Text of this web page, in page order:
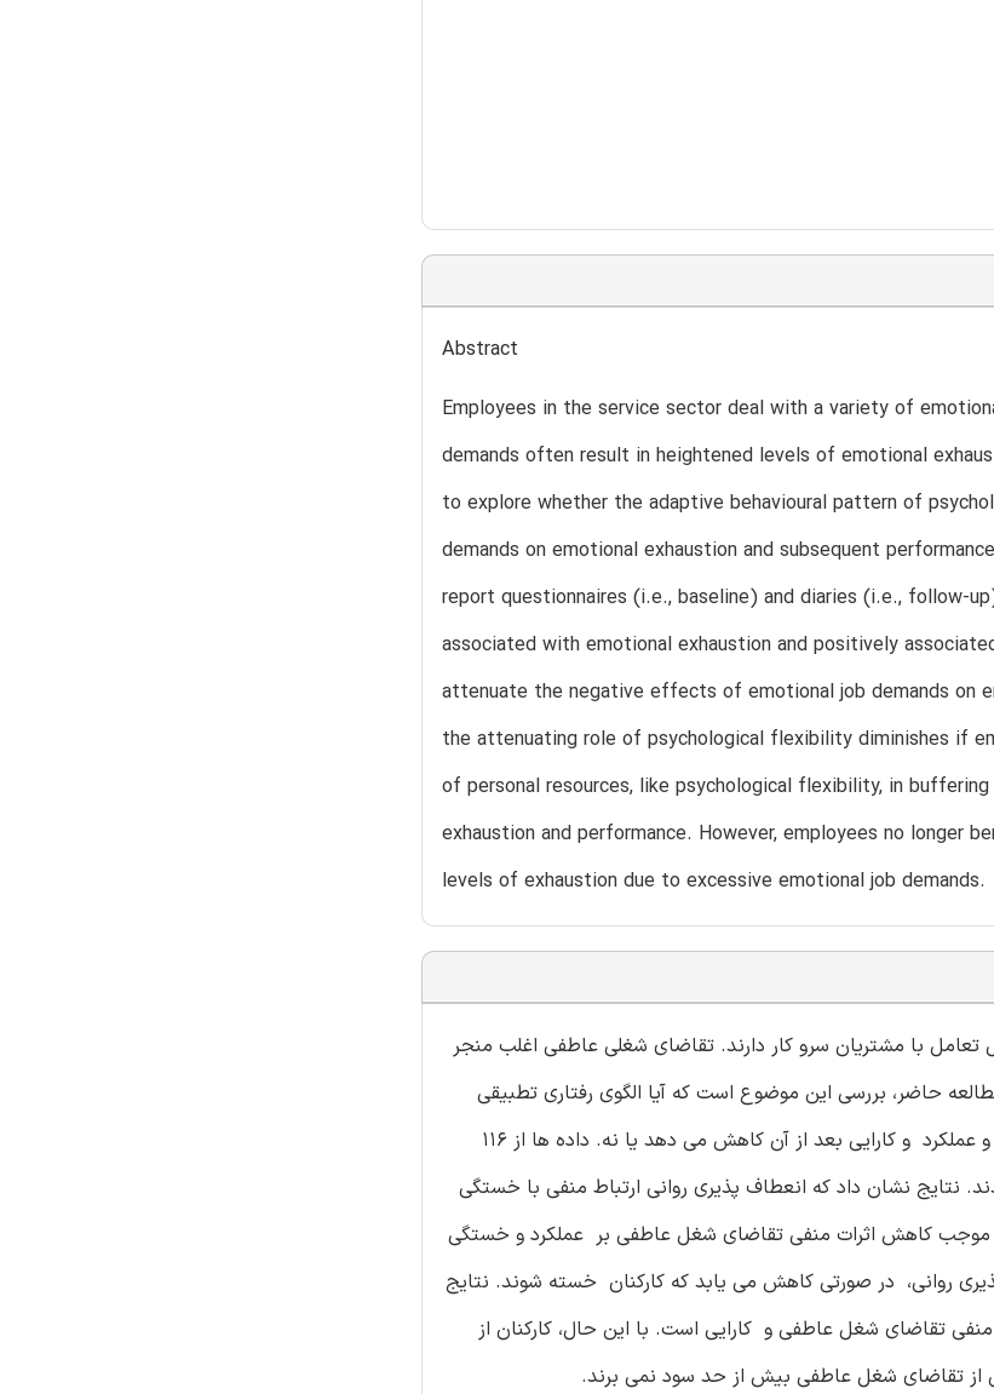
Abstract
Employees in the service sector deal with a variety of
demands often result in heightened levels of emotional
to explore whether the adaptive behavioural pattern of
demands on emotional exhaustion and subsequent
report questionnaires (i.e., baseline) and diaries (i.e., follow-
associated with emotional exhaustion and positively
attenuate the negative effects of emotional job demands on
the attenuating role of psychological flexibility diminishes if
of personal resources, like psychological flexibility, in
exhaustion and performance. However, employees no
levels of exhaustion due to excessive emotional job demands.
با مشتریان سرو کار دارند. تقاضای شغلی عاطفی اغلب منجر
حاضر، بررسی این موضوع است که آیا الگوی رفتاری تطبیقی
انعطاف پذیری روانی، اثرات منفی تقاضای شغل عاطفی را بر خستگی عاطفی و عملکرد و کارایی بعد از آن کاهش می دهد یا نه. داده ها از 116
نتایج نشان داد که انعطاف پذیری روانی ارتباط منفی با خستگی
موجب کاهش اثرات منفی تقاضای شغل عاطفی بر عملکرد و خستگی
روانی، در صورتی کاهش می یابد که کارکنان خسته شوند. نتایج
تقاضای شغل عاطفی و کارایی است. با این حال، کارکنان از
تقاضای شغل عاطفی بیش از حد سود نمی برند.